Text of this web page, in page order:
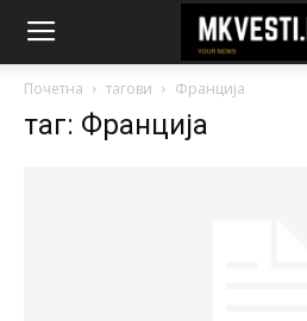
Почетна тагови Франција
таг: Франција